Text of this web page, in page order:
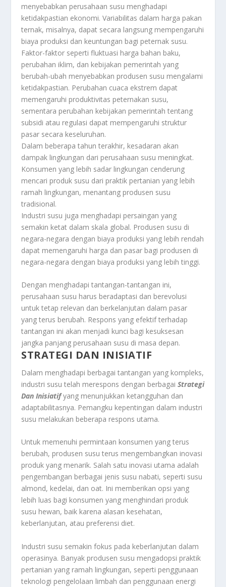
menyebabkan perusahaan susu menghadapi
ketidakpastian ekonomi. Variabilitas dalam harga pakan
ternak, misalnya, dapat secara langsung mempengaruhi
biaya produksi dan keuntungan bagi peternak susu.
Faktor-faktor seperti fluktuasi harga bahan baku,
perubahan iklim, dan kebijakan pemerintah yang
berubah-ubah menyebabkan produsen susu mengalami
ketidakpastian. Perubahan cuaca ekstrem dapat
memengaruhi produktivitas peternakan susu,
sementara perubahan kebijakan pemerintah tentang
subsidi atau regulasi dapat mempengaruhi struktur
pasar secara keseluruhan.
Dalam beberapa tahun terakhir, kesadaran akan
dampak lingkungan dari perusahaan susu meningkat.
Konsumen yang lebih sadar lingkungan cenderung
mencari produk susu dari praktik pertanian yang lebih
ramah lingkungan, menantang produsen susu
tradisional.
Industri susu juga menghadapi persaingan yang
semakin ketat dalam skala global. Produsen susu di
negara-negara dengan biaya produksi yang lebih rendah
dapat memengaruhi harga dan pasar bagi produsen di
negara-negara dengan biaya produksi yang lebih tinggi.
Dengan menghadapi tantangan-tantangan ini,
perusahaan susu harus beradaptasi dan berevolusi
untuk tetap relevan dan berkelanjutan dalam pasar
yang terus berubah. Respons yang efektif terhadap
tantangan ini akan menjadi kunci bagi kesuksesan
jangka panjang perusahaan susu di masa depan.
STRATEGI DAN INISIATIF
Dalam menghadapi berbagai tantangan yang kompleks,
industri susu telah merespons dengan berbagaiStrategi
Dan Inisiatifyang menunjukkan ketangguhan dan
adaptabilitasnya. Pemangku kepentingan dalam industri
susu melakukan beberapa respons utama.
Untuk memenuhi permintaan konsumen yang terus
berubah, produsen susu terus mengembangkan inovasi
produk yang menarik. Salah satu inovasi utama adalah
pengembangan berbagai jenis susu nabati, seperti susu
almond, kedelai, dan oat. Ini memberikan opsi yang
lebih luas bagi konsumen yang menghindari produk
susu hewan, baik karena alasan kesehatan,
keberlanjutan, atau preferensi diet.
Industri susu semakin fokus pada keberlanjutan dalam
operasinya. Banyak produsen susu mengadopsi praktik
pertanian yang ramah lingkungan, seperti penggunaan
teknologi pengelolaan limbah dan penggunaan energi